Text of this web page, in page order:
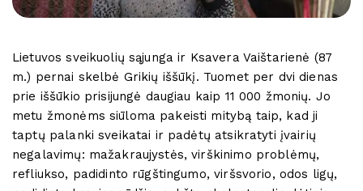
Lietuvos sveikuolių sąjunga ir Ksavera Vaištarienė (87
m.) pernai skelbė Grikių iššūkį. Tuomet per dvi dienas
prie iššūkio prisijungė daugiau kaip 11 000 žmonių. Jo
metu žmonėms siūloma pakeisti mitybą taip, kad ji
taptų palanki sveikatai ir padėtų atsikratyti įvairių
negalavimų: mažakraujystės, virškinimo problėmų,
refliukso, padidinto rūgštingumo, viršsvorio, odos ligų,